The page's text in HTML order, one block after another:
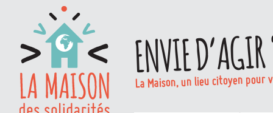
ENVIE
La Maison, un lieu citoyen